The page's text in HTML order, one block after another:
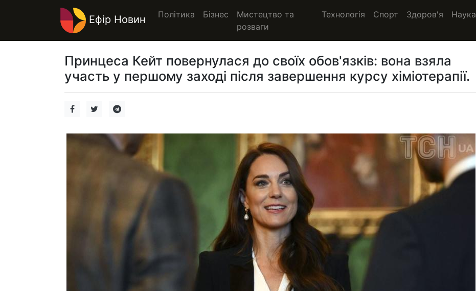
Ефір Новин Політика Бізнес
Мистецтво та
розваги
Технологія Спорт Здоров'я Наука
Принцеса Кейт повернулася до своїх обов'язків: вона взяла
участь у першому заході після завершення курсу хіміотерапії.